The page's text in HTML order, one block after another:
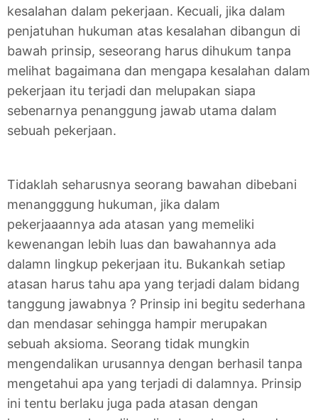
kesalahan dalam pekerjaan. Kecuali, jika dalam
penjatuhan hukuman atas kesalahan dibangun di
bawah prinsip, seseorang harus dihukum tanpa
melihat bagaimana dan mengapa kesalahan dalam
pekerjaan itu terjadi dan melupakan siapa
sebenarnya penanggung jawab utama dalam
sebuah pekerjaan.
Tidaklah seharusnya seorang bawahan dibebani
menangggung hukuman, jika dalam
pekerjaaannya ada atasan yang memeliki
kewenangan lebih luas dan bawahannya ada
dalamn lingkup pekerjaan itu. Bukankah setiap
atasan harus tahu apa yang terjadi dalam bidang
tanggung jawabnya ? Prinsip ini begitu sederhana
dan mendasar sehingga hampir merupakan
sebuah aksioma. Seorang tidak mungkin
mengendalikan urusannya dengan berhasil tanpa
mengetahui apa yang terjadi di dalamnya. Prinsip
ini tentu berlaku juga pada atasan dengan